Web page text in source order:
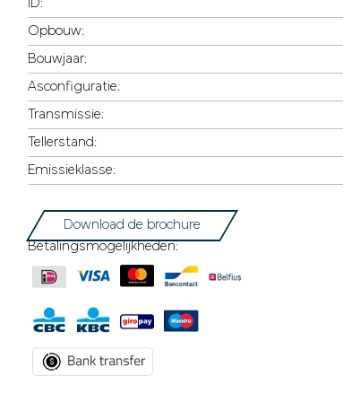
ID:
Opbouw:
Bouwjaar:
Asconfiguratie:
Transmissie:
Tellerstand:
Emissieklasse:
Download de brochure
Betalingsmogelijkheden: